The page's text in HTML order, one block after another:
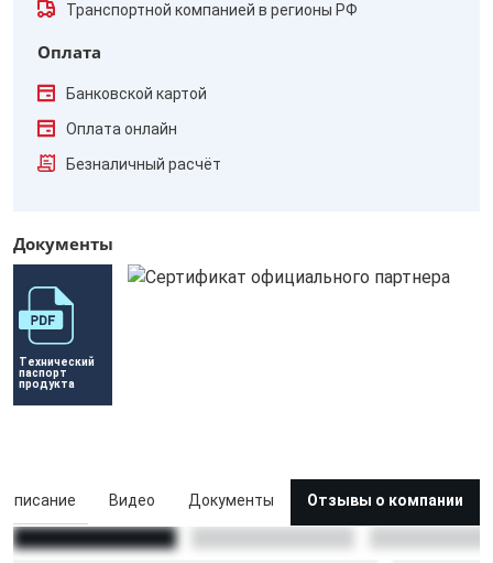
Транспортной компанией в регионы РФ
Оплата
Банковской картой
Оплата онлайн
Безналичный расчёт
Документы
Технический
паспорт
продукта
Описание Видео Документы Отзывы о компании